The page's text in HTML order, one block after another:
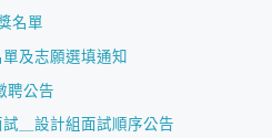
名單
及志願選填通知
聘公告
＿設計組面試順序公告